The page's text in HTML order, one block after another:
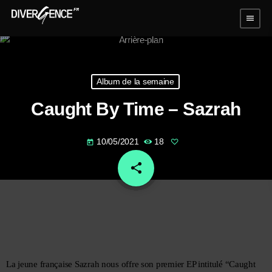
menu
Album de la semaine
Caught By Time – Sazrah
today 10/05/2021 18
share
email
La jeune française Sazrah nous offre son premier EP intitulé “Caught